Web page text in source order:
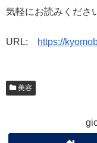
気軽にお読みくださ
URL: https://
美容